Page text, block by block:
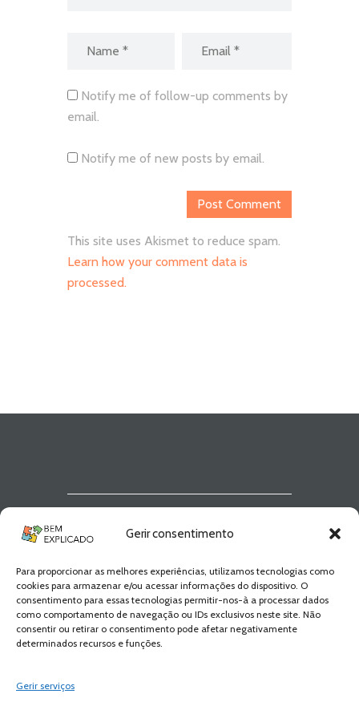
Gerir consentimento
Para proporcionar as melhores experiências, utilizamos tecnologias como
cookies para armazenar e/ou acessar informações do dispositivo. O
consentimento para essas tecnologias permitir-nos-à a processar dados
como comportamento de navegação ou IDs exclusivos neste site. Não
consentir ou retirar o consentimento pode afetar negativamente
determinados recursos e funções.
Gerir serviços
Notify me of follow-up comments by
email.
Notify me of new posts by email.
This site uses Akismet to reduce spam.
Learn how your comment data is
processed.
Explicado
Fica a par de todas as novidades! Zero
Spam, apenas novidades e novos
conteúdos!